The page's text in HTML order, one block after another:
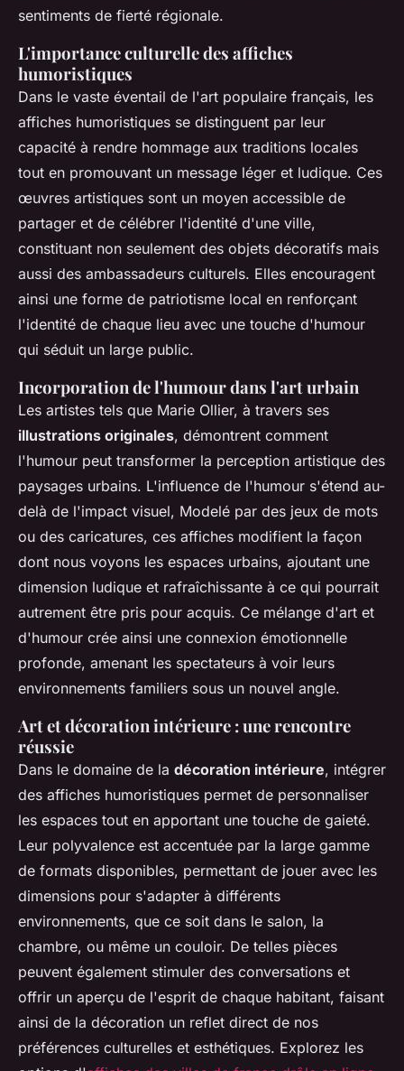
sentiments de fierté régionale.
L'importance culturelle des affiches
humoristiques
Dans le vaste éventail de l'art populaire français, les
affiches humoristiques se distinguent par leur
capacité à rendre hommage aux traditions locales
tout en promouvant un message léger et ludique. Ces
œuvres artistiques sont un moyen accessible de
partager et de célébrer l'identité d'une ville,
constituant non seulement des objets décoratifs mais
aussi des ambassadeurs culturels. Elles encouragent
ainsi une forme de patriotisme local en renforçant
l'identité de chaque lieu avec une touche d'humour
qui séduit un large public.
Incorporation de l'humour dans l'art urbain
Les artistes tels que Marie Ollier, à travers ses
illustrations originales, démontrent comment
l'humour peut transformer la perception artistique des
paysages urbains. L'influence de l'humour s'étend au-
delà de l'impact visuel, Modelé par des jeux de mots
ou des caricatures, ces affiches modifient la façon
dont nous voyons les espaces urbains, ajoutant une
dimension ludique et rafraîchissante à ce qui pourrait
autrement être pris pour acquis. Ce mélange d'art et
d'humour crée ainsi une connexion émotionnelle
profonde, amenant les spectateurs à voir leurs
environnements familiers sous un nouvel angle.
Art et décoration intérieure : une rencontre
réussie
Dans le domaine de la décoration intérieure, intégrer
des affiches humoristiques permet de personnaliser
les espaces tout en apportant une touche de gaieté.
Leur polyvalence est accentuée par la large gamme
de formats disponibles, permettant de jouer avec les
dimensions pour s'adapter à différents
environnements, que ce soit dans le salon, la
chambre, ou même un couloir. De telles pièces
peuvent également stimuler des conversations et
offrir un aperçu de l'esprit de chaque habitant, faisant
ainsi de la décoration un reflet direct de nos
préférences culturelles et esthétiques. Explorez les